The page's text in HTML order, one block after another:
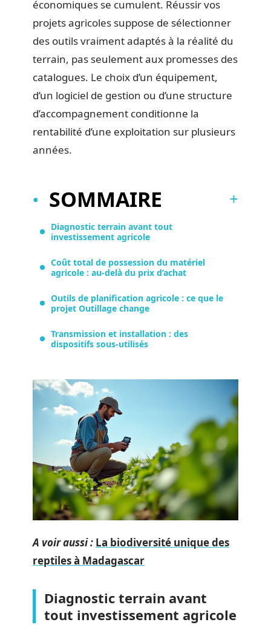
économiques se cumulent. Réussir vos
projets agricoles suppose de sélectionner
des outils vraiment adaptés à la réalité du
terrain, pas seulement aux promesses des
catalogues. Le choix d’un équipement,
d’un logiciel de gestion ou d’une structure
d’accompagnement conditionne la
rentabilité d’une exploitation sur plusieurs
années.
SOMMAIRE
Diagnostic terrain avant tout
investissement agricole
Coût total de possession du matériel
agricole : au-delà du prix d’achat
Outils de planification agricole : ce que le
projet Outillage change
Transmission et installation : des
dispositifs sous-utilisés
A voir aussi : La biodiversité unique des
reptiles à Madagascar
Diagnostic terrain avant
tout investissement agricole